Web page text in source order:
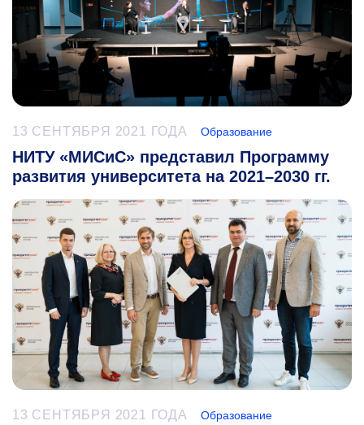
13 СЕНТЯБРЯ 2021 ГОДА Образование
НИТУ «МИСиС» представил Программу
развития университета на 2021–2030 гг.
13 СЕНТЯБРЯ 2021 ГОДА Образование